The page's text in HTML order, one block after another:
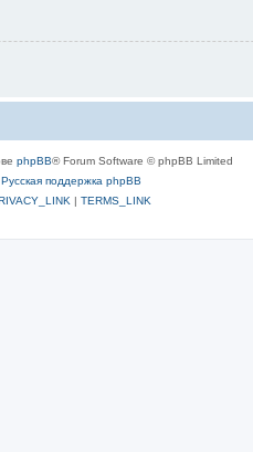
phpBB® Forum Software © phpBB Limited
Русская поддержка phpBB
| TERMS_LINK